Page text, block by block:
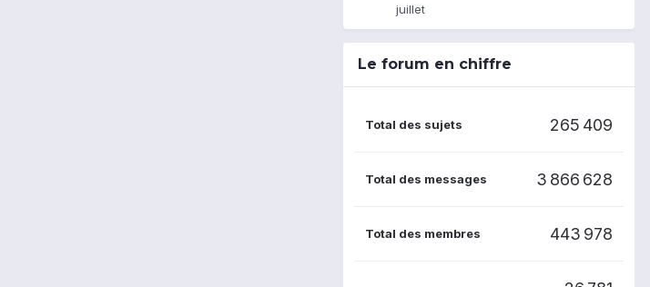
juillet
Le forum en chiffre
Total des sujets 265 409
Total des messages 3 866 628
Total des membres 443 978